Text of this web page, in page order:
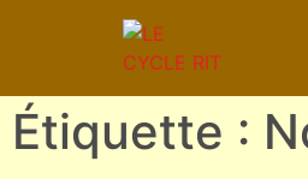
Étiquette :